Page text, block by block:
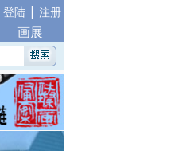
登陆 | 注册
画展